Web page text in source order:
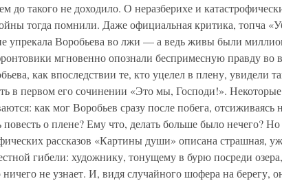
до такого не доходило. О неразберихе и
тогда помнили. Даже официальная критика, топча
упрекала Воробьева во лжи — а ведь живы были
мгновенно опознали беспримесную правду во
как впоследствии те, кто уцелел в плену, увидели
в первом его сочинении «Это мы, Господи!». Некоторые
как мог Воробьев сразу после побега, отсиживаясь
повесть о плене? Ему что, делать больше было нечего?
рассказов «Картины души» описана страшная,
гибели: художнику, тонущему в бурю посреди озера,
не узнает. И, видя случайного шофера на берегу,